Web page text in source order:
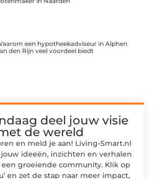
een hypotheekadviseur in Alphen
den Rijn veel voordeel biedt
deel jouw visie
de wereld
en meld je aan! Living-Smart.nl
ideeën, inzichten en verhalen
groeiende community. Klik op
en zet de stap naar meer impact,